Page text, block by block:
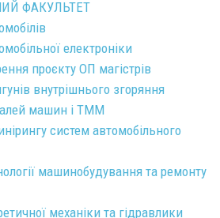
ФАКУЛЬТЕТ
електроніки
проєкту ОП магістрів
внутрішнього згоряння
машин і ТММ
систем автомобільного
машинобудування та ремонту
механіки та гідравлики